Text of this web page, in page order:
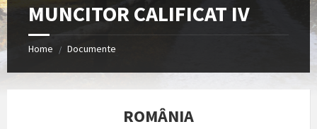
MUNCITOR CALIFICAT IV
Home / Documente
ROMÂNIA